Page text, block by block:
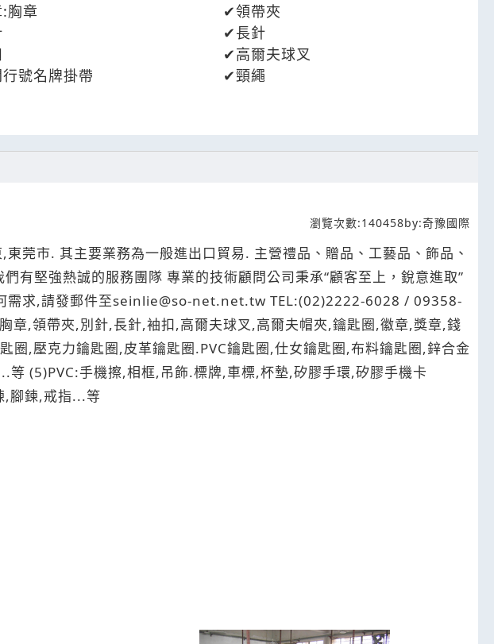
胸章
領帶夾
長針
高爾夫球叉
號名牌掛帶
頸繩
瀏覽次數:140458by:奇豫國際
有堅強熱誠的服務團隊 專業的技術顧問公司秉承“顧客至上，銳意進取”
需求,請發郵件至seinlie@so-net.net.tw TEL:(02)2222-6028 / 09358-
,領帶夾,別針,長針,袖扣,高爾夫球叉,高爾夫帽夾,鑰匙圈,徽章,獎章,錢
,壓克力鑰匙圈,皮革鑰匙圈.PVC鑰匙圈,仕女鑰匙圈,布料鑰匙圈,鋅合金
(5)PVC:手機擦,相框,吊飾.標牌,車標,杯墊,矽膠手環,矽膠手機卡
,腳鍊,戒指...等